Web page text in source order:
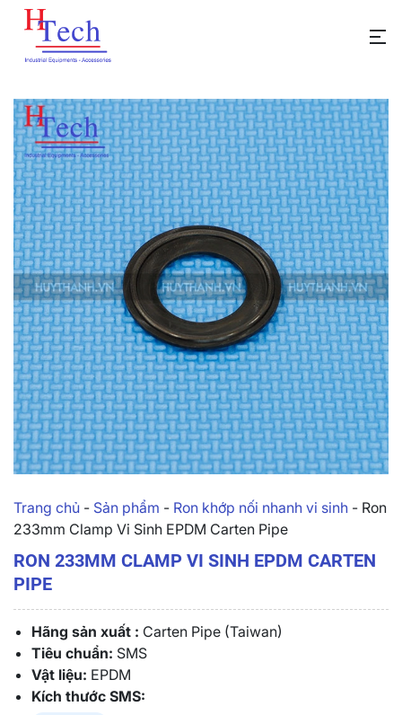
Trang chủ - Sản phẩm - Ron khớp nối nhanh vi sinh - Ron
233mm Clamp Vi Sinh EPDM Carten Pipe
RON 233MM CLAMP VI SINH EPDM CARTEN
PIPE
Hãng sản xuất : Carten Pipe (Taiwan)
Tiêu chuẩn: SMS
Vật liệu: EPDM
Kích thước SMS: